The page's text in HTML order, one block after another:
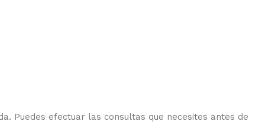
Puedes efectuar las consultas que necesites antes de